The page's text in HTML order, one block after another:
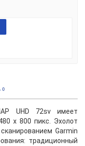
0
UHD 72sv имеет
х 800 пикс. Эхолот
Garmin
традиционный